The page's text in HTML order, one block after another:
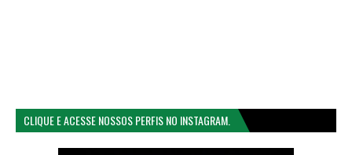
CLIQUE E ACESSE NOSSOS PERFIS NO INSTAGRAM.